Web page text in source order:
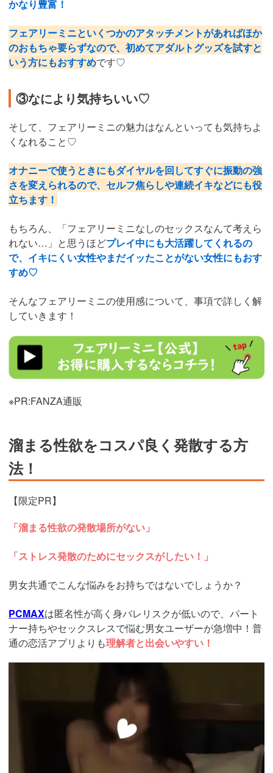
かなり豊富！
フェアリーミニといくつかのアタッチメントがあればほか
のおもちゃ要らずなので、初めてアダルトグッズを試すと
いう方にもおすすめです♡
③なにより気持ちいい♡
そして、フェアリーミニの魅力はなんといっても気持ちよ
くなれること♡
オナニーで使うときにもダイヤルを回してすぐに振動の強
さを変えられるので、セルフ焦らしや連続イキなどにも役
立ちます！
もちろん、「フェアリーミニなしのセックスなんて考えら
れない…」と思うほどプレイ中にも大活躍してくれるの
で、イキにくい女性やまだイッたことがない女性にもおす
すめ♡
そんなフェアリーミニの使用感について、事項で詳しく解
していきます！
https://al.dmm.co.jp/?
lurl=https%3A%2F%2Fwww.dmm.co.jp%2Fmono%2Fgoods%2F-
%2Fdetail%2F%3D%2Fcid%3Dvibrator0353so%2F&af_id=trip01-
007&ch=toolbar&ch_id=link
※PR:FANZA通販
溜まる性欲をコスパ良く発散する方
法！
【限定PR】
「溜まる性欲の発散場所がない」
「ストレス発散のためにセックスがしたい！」
男女共通でこんな悩みをお持ちではないでしょうか？
PCMAXは匿名性が高く身バレリスクが低いので、パート
ナー持ちやセックスレスで悩む男女ユーザーが急増中！普
通の恋活アプリよりも理解者と出会いやすい！